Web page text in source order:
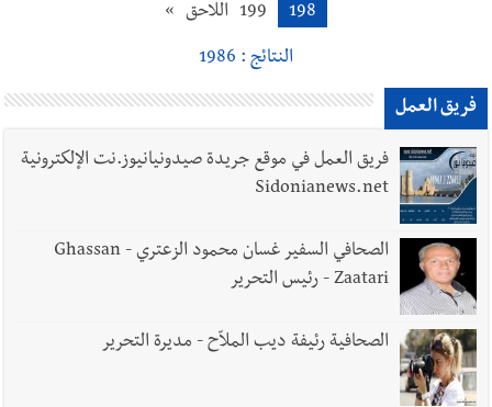
198
199 اللاحق »
النتائج : 1986
فريق العمل
فريق العمل في موقع جريدة صيدونيانيوز.نت الإلكترونية
Sidonianews.net
الصحافي السفير غسان محمود الزعتري - Ghassan
Zaatari - رئيس التحرير
الصحافية رئيفة ديب الملاّح - مديرة التحرير